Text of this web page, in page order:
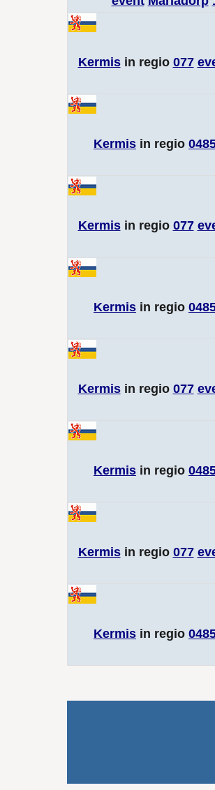
Kermisin regio 077
Kermis in regio
Kermisin regio 077
Kermis in regio
Kermisin regio 077
Kermis in regio
Kermisin regio 077
Kermis in regio